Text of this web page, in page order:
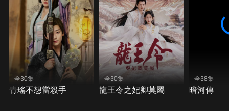
全30集
青瑤不想當殺手
全30集
龍王令之妃卿莫屬
全38集
暗河傳